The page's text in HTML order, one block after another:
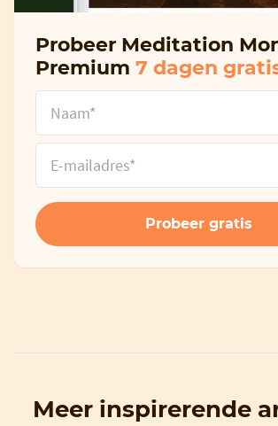
Probeer Meditation
Premium 7 dagen
Meer inspirerende